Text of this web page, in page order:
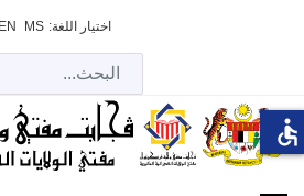
اختيار اللغة: MS
EN
accessible